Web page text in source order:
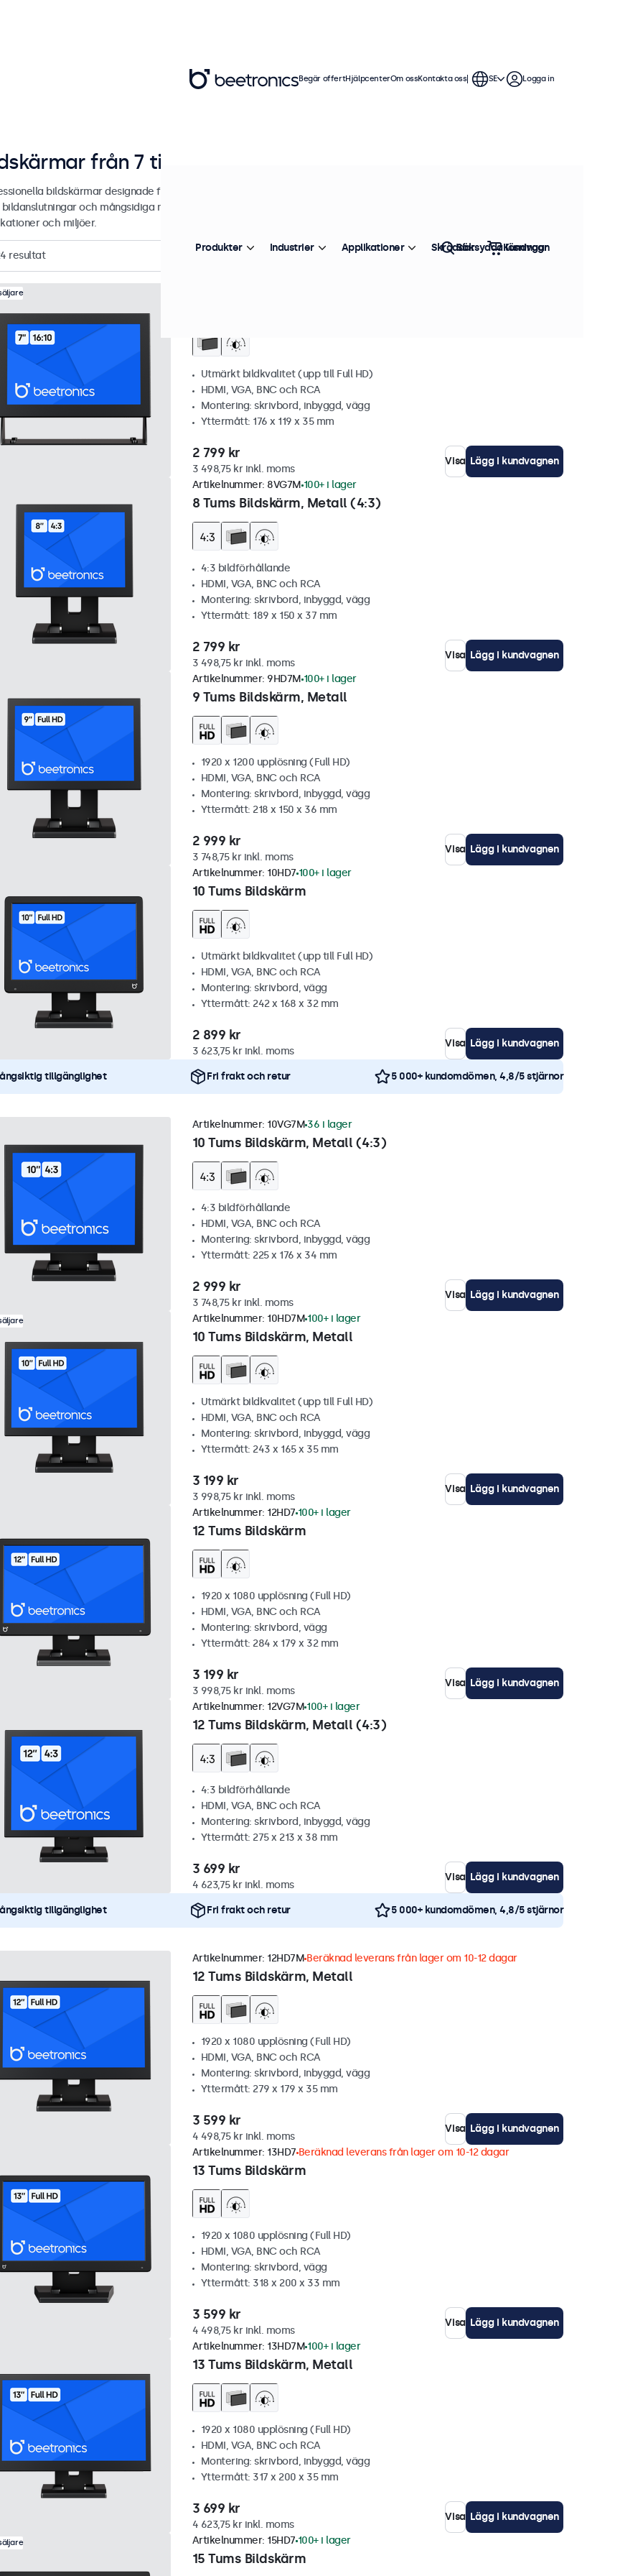
från 7 till 32 tum
bildskärmar designade för industriell och kommersiell användning. Bildskärmarna erbjuder
och mångsidiga monteringsalternativ, vilket gör de enkla att sömlöst integrera i alla
och miljöer.
resultat Sortera efter Toppsäljare
Utmärkt bildkvalitet (upp till Full HD)
HDMI, VGA, BNC och RCA
Montering: skrivbord, inbyggd, vägg
Yttermått: 176 x 119 x 35 mm
2 799 kr
3 498,75 kr inkl. moms
Visa Lägg i kundvagnen
8 Tums Bildskärm, Metall (4:3)
Artikelnummer: 8VG7M 100+ i lager
4:3 bildförhållande
HDMI, VGA, BNC och RCA
Montering: skrivbord, inbyggd, vägg
Yttermått: 189 x 150 x 37 mm
2 799 kr
3 498,75 kr inkl. moms
Visa Lägg i kundvagnen
9 Tums Bildskärm, Metall
Artikelnummer: 9HD7M 100+ i lager
1920 x 1200 upplösning (Full HD)
HDMI, VGA, BNC och RCA
Montering: skrivbord, inbyggd, vägg
Yttermått: 218 x 150 x 36 mm
2 999 kr
3 748,75 kr inkl. moms
Visa Lägg i kundvagnen
10 Tums Bildskärm
Artikelnummer: 10HD7 100+ i lager
Utmärkt bildkvalitet (upp till Full HD)
HDMI, VGA, BNC och RCA
Montering: skrivbord, vägg
Yttermått: 242 x 168 x 32 mm
2 899 kr
3 623,75 kr inkl. moms
Visa Lägg i kundvagnen
tillgänglighet Fri frakt och retur 5 000+ kundomdömen, 4,8/5 stjärnor
10 Tums Bildskärm, Metall (4:3)
Artikelnummer: 10VG7M 36 i lager
4:3 bildförhållande
HDMI, VGA, BNC och RCA
Montering: skrivbord, inbyggd, vägg
Yttermått: 225 x 176 x 34 mm
2 999 kr
3 748,75 kr inkl. moms
Visa Lägg i kundvagnen
10 Tums Bildskärm, Metall
Artikelnummer: 10HD7M 100+ i lager
Utmärkt bildkvalitet (upp till Full HD)
HDMI, VGA, BNC och RCA
Montering: skrivbord, inbyggd, vägg
Yttermått: 243 x 165 x 35 mm
3 199 kr
3 998,75 kr inkl. moms
Visa Lägg i kundvagnen
12 Tums Bildskärm
Artikelnummer: 12HD7 100+ i lager
1920 x 1080 upplösning (Full HD)
HDMI, VGA, BNC och RCA
Montering: skrivbord, vägg
Yttermått: 284 x 179 x 32 mm
3 199 kr
3 998,75 kr inkl. moms
Visa Lägg i kundvagnen
12 Tums Bildskärm, Metall (4:3)
Artikelnummer: 12VG7M 100+ i lager
4:3 bildförhållande
HDMI, VGA, BNC och RCA
Montering: skrivbord, inbyggd, vägg
Yttermått: 275 x 213 x 38 mm
3 699 kr
4 623,75 kr inkl. moms
Visa Lägg i kundvagnen
tillgänglighet Fri frakt och retur 5 000+ kundomdömen, 4,8/5 stjärnor
12 Tums Bildskärm, Metall
Artikelnummer: 12HD7M Beräknad leverans från lager om 10-12 dagar
1920 x 1080 upplösning (Full HD)
HDMI, VGA, BNC och RCA
Montering: skrivbord, inbyggd, vägg
Yttermått: 279 x 179 x 35 mm
3 599 kr
4 498,75 kr inkl. moms
Visa Lägg i kundvagnen
13 Tums Bildskärm
Artikelnummer: 13HD7 Beräknad leverans från lager om 10-12 dagar
1920 x 1080 upplösning (Full HD)
HDMI, VGA, BNC och RCA
Montering: skrivbord, vägg
Yttermått: 318 x 200 x 33 mm
3 599 kr
4 498,75 kr inkl. moms
Visa Lägg i kundvagnen
13 Tums Bildskärm, Metall
Artikelnummer: 13HD7M 100+ i lager
1920 x 1080 upplösning (Full HD)
HDMI, VGA, BNC och RCA
Montering: skrivbord, inbyggd, vägg
Yttermått: 317 x 200 x 35 mm
3 699 kr
4 623,75 kr inkl. moms
Visa Lägg i kundvagnen
15 Tums Bildskärm
Artikelnummer: 15HD7 100+ i lager
Begär offertHjälpcenterOm ossKontakta oss SE Logga in
Produkter Industrier Applikationer Skräddarsydda lösningar
Sök Kundvagn